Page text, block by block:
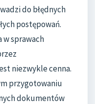
do błędnych
postępowań.
w sprawach
niezwykle cenna.
przygotowaniu
dokumentów